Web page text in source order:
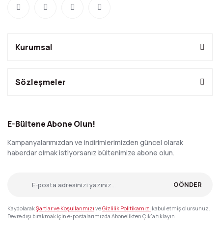
Kurumsal
Sözleşmeler
E-Bültene Abone Olun!
Kampanyalarımızdan ve indirimlerimizden güncel olarak
haberdar olmak istiyorsanız bültenimize abone olun.
GÖNDER
KaydolarakŞartlar ve Koşullarımızı veGizlilik Politikamızı kabul etmiş olursunuz.
Devre dışı bırakmak için e-postalarımızda Abonelikten Çık'a tıklayın.